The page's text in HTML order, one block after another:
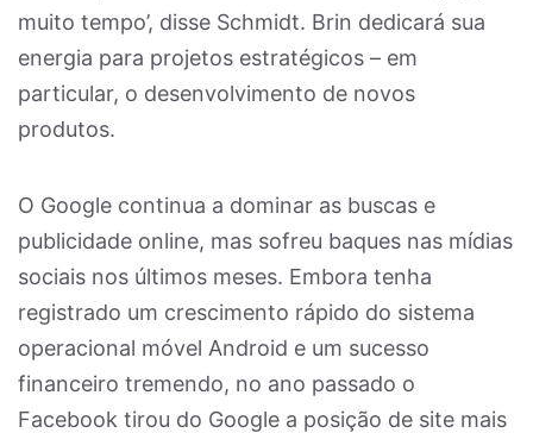
muito tempo’, disse Schmidt. Brin dedicará sua
energia para projetos estratégicos – em
particular, o desenvolvimento de novos
produtos.
O Google continua a dominar as buscas e
publicidade online, mas sofreu baques nas mídias
sociais nos últimos meses. Embora tenha
registrado um crescimento rápido do sistema
operacional móvel Android e um sucesso
financeiro tremendo, no ano passado o
Facebook tirou do Google a posição de site mais